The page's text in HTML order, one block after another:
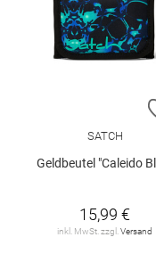
SATCH
Geldbeutel "Caleido
15,99 €
inkl. MwSt. zzgl. Versand